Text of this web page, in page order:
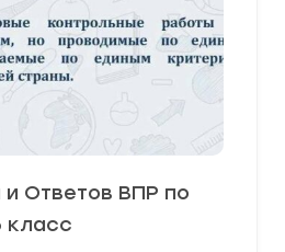
Ответов ВПР по
класс